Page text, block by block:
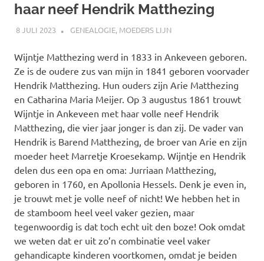
haar neef Hendrik Matthezing
8 JULI 2023 MARJOLEIN
GENEALOGIE, MOEDERS LIJN
Wijntje Matthezing werd in 1833 in Ankeveen geboren.
Ze is de oudere zus van mijn in 1841 geboren voorvader
Hendrik Matthezing. Hun ouders zijn Arie Matthezing
en Catharina Maria Meijer. Op 3 augustus 1861 trouwt
Wijntje in Ankeveen met haar volle neef Hendrik
Matthezing, die vier jaar jonger is dan zij. De vader van
Hendrik is Barend Matthezing, de broer van Arie en zijn
moeder heet Marretje Kroesekamp. Wijntje en Hendrik
delen dus een opa en oma: Jurriaan Matthezing,
geboren in 1760, en Apollonia Hessels. Denk je even in,
je trouwt met je volle neef of nicht! We hebben het in
de stamboom heel veel vaker gezien, maar
tegenwoordig is dat toch echt uit den boze! Ook omdat
we weten dat er uit zo’n combinatie veel vaker
gehandicapte kinderen voortkomen, omdat je beiden